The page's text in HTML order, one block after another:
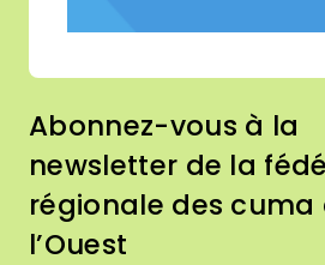
Abonnez-vous à la
newsletter de la
régionale des cuma
l’Ouest